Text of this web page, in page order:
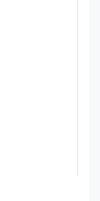
ており、機
ぼやけにく
、アルミニウ
を備えてお
どの産業環
質に耐性が